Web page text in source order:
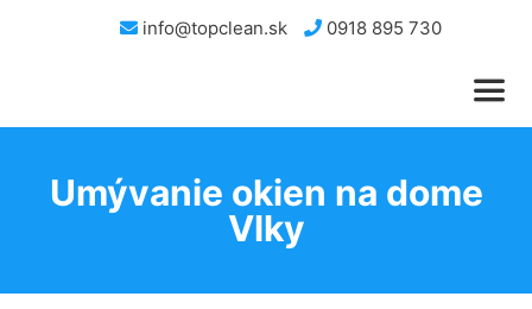
info@topclean.sk 0918 895 730
Umývanie okien na dome
Vlky